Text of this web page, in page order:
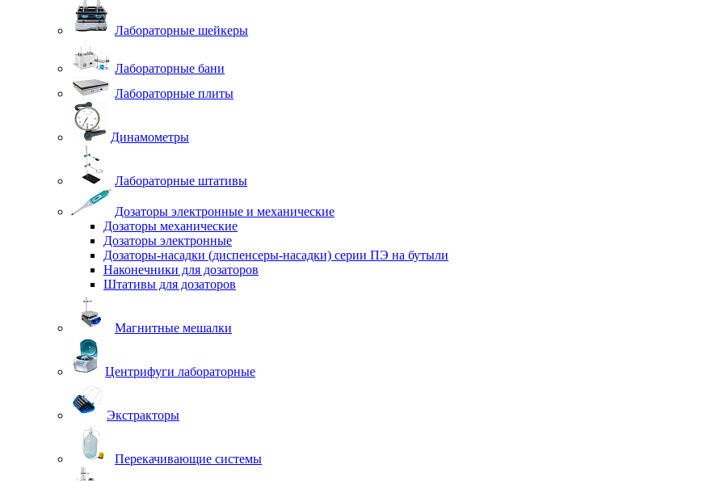
Лабораторные шейкеры
Лабораторные бани
Лабораторные плиты
Динамометры
Лабораторные штативы
Дозаторы электронные и механические
Дозаторы механические
Дозаторы электронные
Дозаторы-насадки (диспенсеры-насадки) серии ПЭ на бутыли
Наконечники для дозаторов
Штативы для дозаторов
Магнитные мешалки
Центрифуги лабораторные
Экстракторы
Перекачивающие системы